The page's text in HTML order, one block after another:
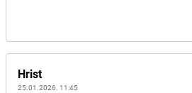
Hrist
25.01.2026. 11:45